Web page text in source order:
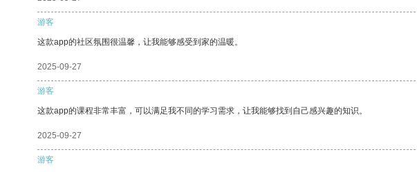
游客
这款app的社区氛围很温馨，让我能够感受到家的温暖。
2025-09-27
游客
这款app的课程非常丰富，可以满足我不同的学习需求，让我能够找到自己感兴趣的知识。
2025-09-27
游客